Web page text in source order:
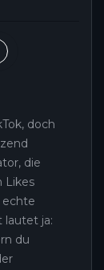
doch
die
Likes
echte
lautet ja:
du